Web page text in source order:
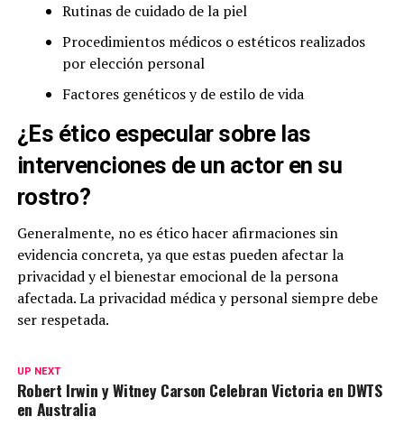
Rutinas de cuidado de la piel
Procedimientos médicos o estéticos realizados
por elección personal
Factores genéticos y de estilo de vida
¿Es ético especular sobre las
intervenciones de un actor en su
rostro?
Generalmente, no es ético hacer afirmaciones sin
evidencia concreta, ya que estas pueden afectar la
privacidad y el bienestar emocional de la persona
afectada. La privacidad médica y personal siempre debe
ser respetada.
UP NEXT
Robert Irwin y Witney Carson Celebran Victoria en DWTS
en Australia